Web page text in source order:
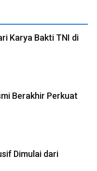
Karya Bakti TNI di
Berakhir Perkuat
Dimulai dari